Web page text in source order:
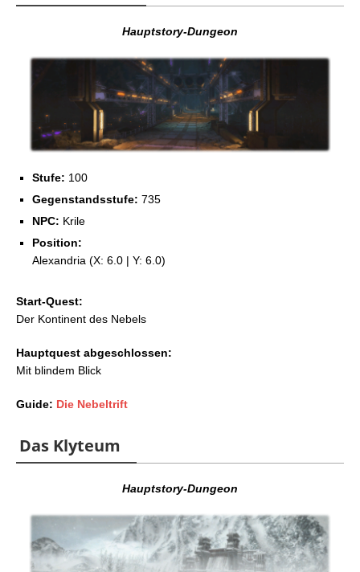
Hauptstory-Dungeon
Stufe: 100
Gegenstandsstufe: 735
NPC: Krile
Position:
Alexandria (X: 6.0 | Y: 6.0)
Start-Quest:
Der Kontinent des Nebels
Hauptquest abgeschlossen:
Mit blindem Blick
Guide: Die Nebeltrift
Das Klyteum
Hauptstory-Dungeon